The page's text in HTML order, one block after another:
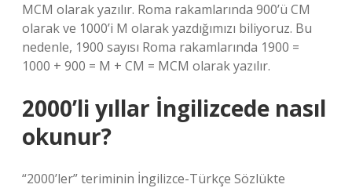
MCM olarak yazılır. Roma rakamlarında 900’ü CM
olarak ve 1000’i M olarak yazdığımızı biliyoruz. Bu
nedenle, 1900 sayısı Roma rakamlarında 1900 =
1000 + 900 = M + CM = MCM olarak yazılır.
2000’li yıllar İngilizcede nasıl
okunur?
“2000’ler” teriminin İngilizce-Türkçe Sözlükte